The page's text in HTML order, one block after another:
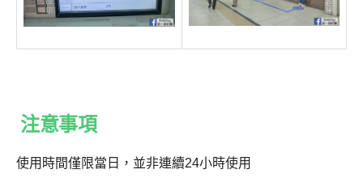
注意事項
使用時間僅限當日，並非連續24小時使用